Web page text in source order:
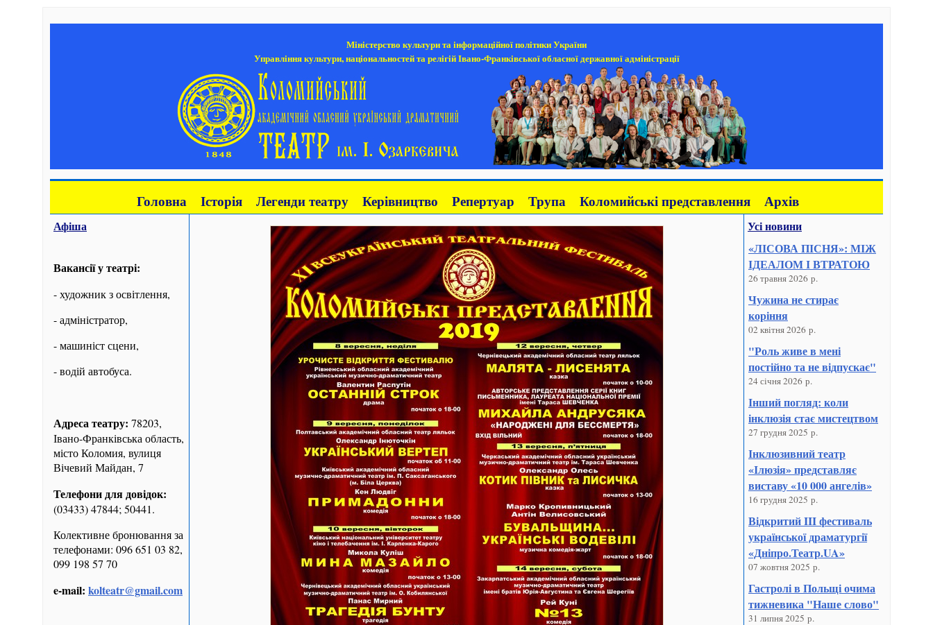
Міністерство культури та інформаційної політики України
Управління культури, національностей та релігій Івано-Франківської обласної державної адміністрації
Головна Історія Легенди театру Керівництво Репертуар Трупа Коломийські представлення Архів
Афіша
Вакансії у театрі:
- художник з освітлення,
- адміністратор,
- машиніст сцени,
- водій автобуса.
Адреса театру: 78203,
Івано-Франківська область,
місто Коломия, вулиця
Вічевий Майдан, 7
Телефони для довідок:
(03433) 47844; 50441.
Колективне бронювання за
телефонами: 096 651 03 82,
099 198 57 70
e-mail: kolteatr@gmail.com
Усі новини
«ЛІСОВА ПІСНЯ»: МІЖ
ІДЕАЛОМ І ВТРАТОЮ
26 травня 2026 р.
Чужина не стирає
коріння
02 квітня 2026 р.
"Роль живе в мені
постійно та не відпускає"
24 січня 2026 р.
Інший погляд: коли
інклюзія стає мистецтвом
27 грудня 2025 р.
Інклюзивний театр
«Ілюзія» представляє
виставу «10 000 ангелів»
16 грудня 2025 р.
Відкритий III фестиваль
української драматургії
«Дніпро.Театр.UA»
07 жовтня 2025 р.
Гастролі в Польщі очима
тижневика "Наше слово"
31 липня 2025 р.